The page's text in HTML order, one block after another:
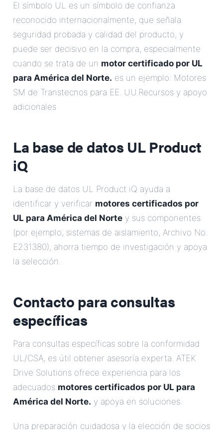
El símbolo UL es un símbolo de confianza
reconocido internacionalmente, que señala
seguridad probada y calidad del producto, y
puede ser decisivo en la compra, especialmente
cuando se trata de un motor certificado por UL
para América del Norte. es un ejemplo: Motores
SM de Transtecnos para EE. UU.Recursos y apoyo
adicionales
La base de datos UL Product
iQ
La base de datos UL Product iQ ayuda a
identificar y verificar motores certificados por
UL para América del Norte y sus componentes
(por ejemplo, sistemas de aislamiento, Archivo No.
E231380), ahorra tiempo de investigación y apoya
la selección.
Contacto para consultas
específicas
Para consultas específicas sobre la conformidad
UL/CSA, es útil obtener asesoría experta. ATEK
Drive Solutions ofrece experiencia para los
adecuados motores certificados por UL para
América del Norte. y apoya en soluciones.
Una preparación cuidadosa y la elección de socios